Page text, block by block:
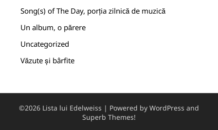
Song(s) of The Day, porția zilnică de muzică
Un album, o părere
Uncategorized
Văzute și bârfite
©2026 Lista lui Edelweiss | Powered by WordPress and
Superb Themes!